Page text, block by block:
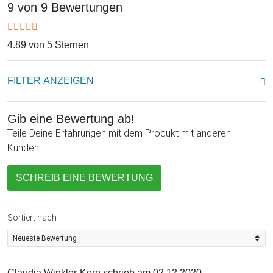
9 von 9 Bewertungen
4.89 von 5 Sternen
FILTER ANZEIGEN
Gib eine Bewertung ab!
Teile Deine Erfahrungen mit dem Produkt mit anderen
Kunden.
SCHREIB EINE BEWERTUNG
Sortiert nach